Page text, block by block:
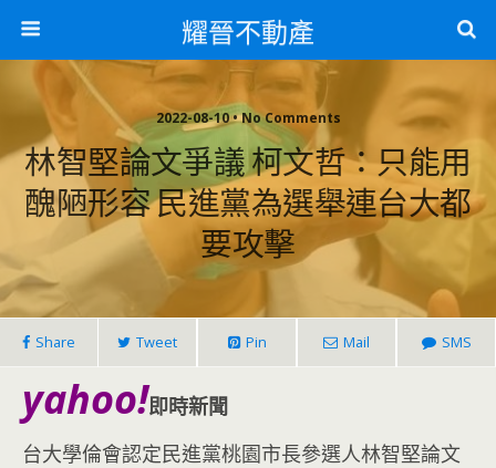
耀晉不動產
2022-08-10 • No Comments
林智堅論文爭議 柯文哲：只能用
醜陋形容 民進黨為選舉連台大都
要攻擊
Share Tweet Pin Mail SMS
yahoo!即時新聞
台大學倫會認定民進黨桃園市長參選人林智堅論文